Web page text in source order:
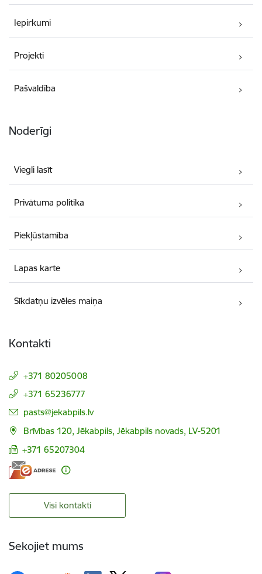
Iepirkumi
Projekti
Pašvaldība
Noderīgi
Viegli lasīt
Privātuma politika
Piekļūstamība
Lapas karte
Sīkdatņu izvēles maiņa
Kontakti
+371 80205008
+371 65236777
E-pasts:
pasts@jekabpils.lv
Brīvības 120, Jēkabpils, Jēkabpils novads, LV-5201
+371 65207304
Visi kontakti
Sekojiet mums